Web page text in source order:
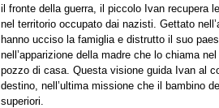
il fronte della guerra, il piccolo Ivan recupera
nel territorio occupato dai nazisti. Gettato
hanno ucciso la famiglia e distrutto il suo
nell’apparizione della madre che lo chiama
pozzo di casa. Questa visione guida Ivan al
destino, nell’ultima missione che il bambino
superiori.